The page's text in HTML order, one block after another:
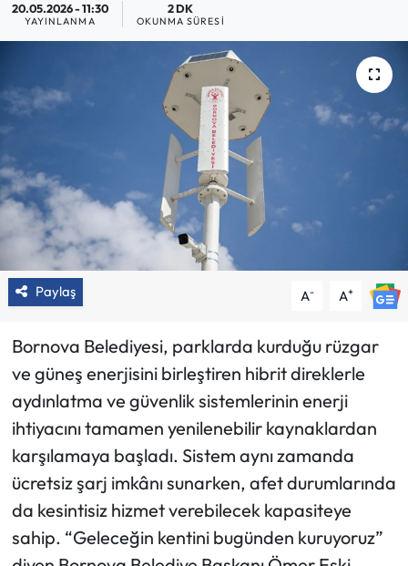
20.05.2026 - 11:30
YAYINLANMA
2 DK
OKUNMA SÜRESI
Paylaş A- A+
Bornova Belediyesi, parklarda kurduğu rüzgar
ve güneş enerjisini birleştiren hibrit direklerle
aydınlatma ve güvenlik sistemlerinin enerji
ihtiyacını tamamen yenilenebilir kaynaklardan
karşılamaya başladı. Sistem aynı zamanda
ücretsiz şarj imkânı sunarken, afet durumlarında
da kesintisiz hizmet verebilecek kapasiteye
sahip. “Geleceğin kentini bugünden kuruyoruz”